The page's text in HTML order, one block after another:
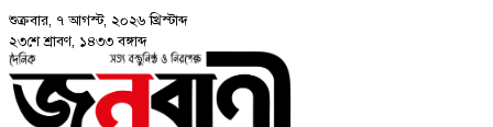
শুক্রবার, ৭ আগস্ট, ২০২৬ খ্রিস্টাব্দ
২৩শে শ্রাবণ, ১৪৩৩ বঙ্গাব্দ